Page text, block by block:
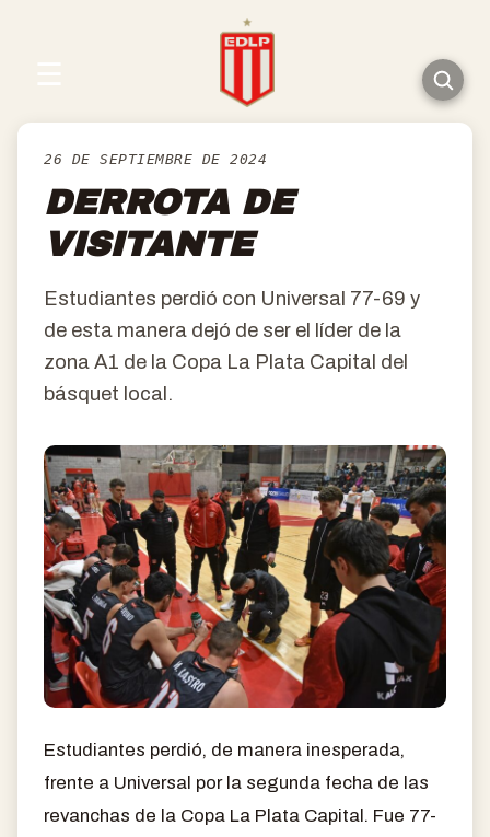
26 DE SEPTIEMBRE DE 2024
DERROTA DE
VISITANTE
Estudiantes perdió con Universal 77-69 y
de esta manera dejó de ser el líder de la
zona A1 de la Copa La Plata Capital del
básquet local.
Estudiantes perdió, de manera inesperada,
frente a Universal por la segunda fecha de las
revanchas de la Copa La Plata Capital. Fue 77-